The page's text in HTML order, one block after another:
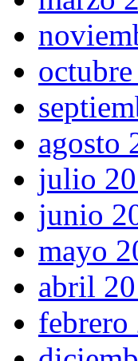
octubre
agosto
julio
junio
mayo
abril
febrero